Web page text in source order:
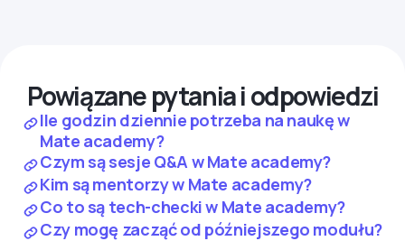
Powiązane pytania i odpowiedzi
Ile godzin dziennie potrzeba na naukę w
Mate academy?
Czym są sesje Q&A w Mate academy?
Kim są mentorzy w Mate academy?
Co to są tech-checki w Mate academy?
Czy mogę zacząć od późniejszego modułu?